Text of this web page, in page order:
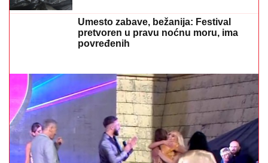
Umesto zabave, bežanija: Festival
pretvoren u pravu noćnu moru, ima
povređenih